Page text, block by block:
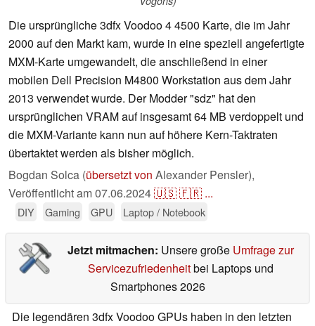
Die ursprüngliche 3dfx Voodoo 4 4500 Karte, die im Jahr
2000 auf den Markt kam, wurde in eine speziell angefertigte
MXM-Karte umgewandelt, die anschließend in einer
mobilen Dell Precision M4800 Workstation aus dem Jahr
2013 verwendet wurde. Der Modder "sdz" hat den
ursprünglichen VRAM auf insgesamt 64 MB verdoppelt und
die MXM-Variante kann nun auf höhere Kern-Taktraten
übertaktet werden als bisher möglich.
Bogdan Solca (übersetzt von Alexander Pensler),
Veröffentlicht am07.06.2024🇺🇸🇫🇷 ...
DIY Gaming GPU Laptop / Notebook
Jetzt mitmachen: Unsere große Umfrage zur
Servicezufriedenheitbei Laptops und
Smartphones 2026
Die legendären 3dfx Voodoo GPUs haben in den letzten